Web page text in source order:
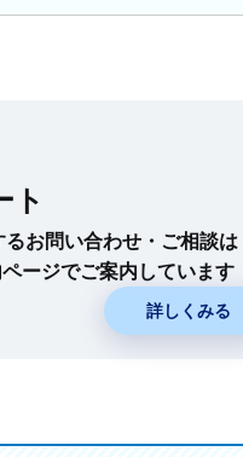
ト
お問い合わせ・ご相談は
ージでご案内しています
詳しくみる